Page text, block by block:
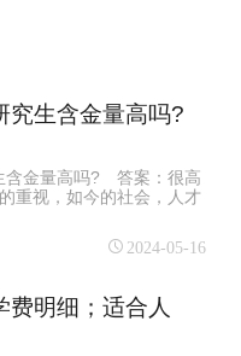
究生含金量高吗?
含金量高吗? 答案：很高
视，如今的社会，人才
2024-05-16
费明细；适合人